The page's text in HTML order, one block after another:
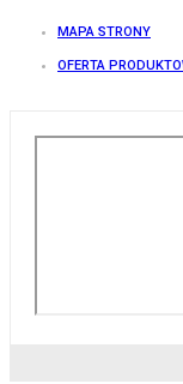
MAPA STRONY
OFERTA